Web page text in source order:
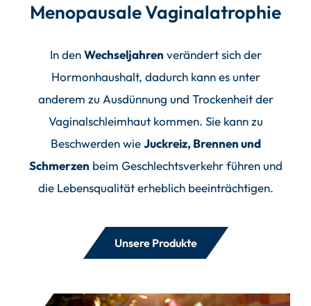
Menopausale Vaginalatrophie
In denWechseljahren verändert sich der
Hormonhaushalt, dadurch kann es unter
anderem zu Ausdünnung und Trockenheit der
Vaginalschleimhaut kommen. Sie kann zu
Beschwerden wieJuckreiz, Brennen und
Schmerzen beim Geschlechtsverkehr führen und
die Lebensqualität erheblich beeinträchtigen.
Unsere Produkte